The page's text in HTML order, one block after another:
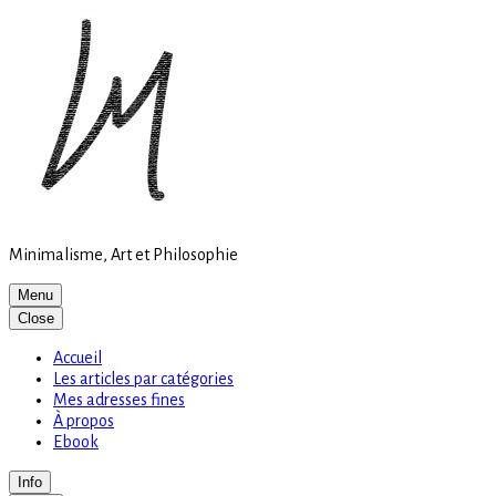
Minimalisme, Art et Philosophie
Menu
Close
Accueil
Les articles par catégories
Mes adresses fines
À propos
Ebook
Info